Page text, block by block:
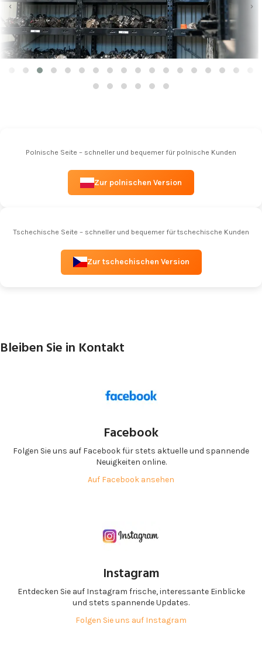
‹ ›
Polnische Seite – schneller und bequemer für polnische Kunden
Zur polnischen Version
Tschechische Seite – schneller und bequemer für tschechische Kunden
Zur tschechischen Version
Bleiben Sie in Kontakt
Facebook
Folgen Sie uns auf Facebook für stets aktuelle und spannende
Neuigkeiten online.
Auf Facebook ansehen
Instagram
Entdecken Sie auf Instagram frische, interessante Einblicke
und stets spannende Updates.
Folgen Sie uns auf Instagram